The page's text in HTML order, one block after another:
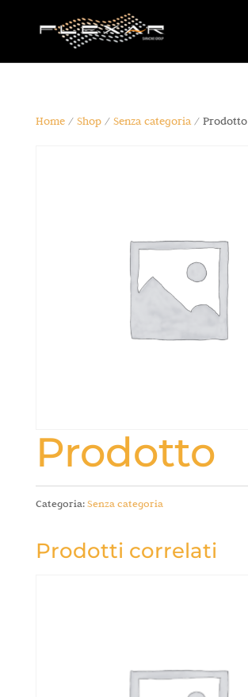
Home/ Shop/ Senza categoria/ Prodotto
Prodotto
Categoria:Senza categoria
Prodotti correlati